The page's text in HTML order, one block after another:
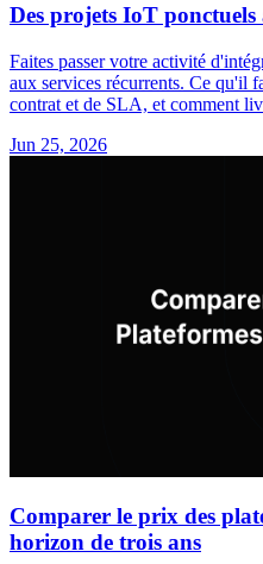
Des projets IoT
Faites passer votre activité
aux services récurrents. Ce qu'il
contrat et de SLA, et comment
Jun 25, 2026
Comparer le prix des
horizon de trois ans